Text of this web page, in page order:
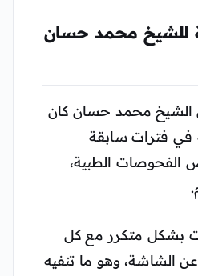
للشيخ محمد حسان
الشيخ محمد حسان كان
فترات سابقة
الفحوصات الطبية،
بشكل متكرر مع كل
الشاشة، وهو ما تنفيه